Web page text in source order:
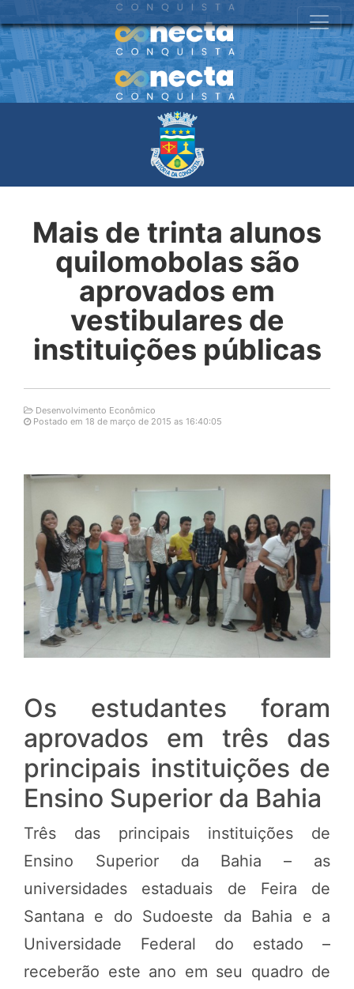
Mais de trinta alunos
quilomobolas são
aprovados em
vestibulares de
instituições públicas
Desenvolvimento Econômico
Postado em 18 de março de 2015 as 16:40:05
Os estudantes foram
aprovados em três das
principais instituições de
Ensino Superior da Bahia
Três das principais instituições de
Ensino Superior da Bahia – as
universidades estaduais de Feira de
Santana e do Sudoeste da Bahia e a
Universidade Federal do estado –
receberão este ano em seu quadro de